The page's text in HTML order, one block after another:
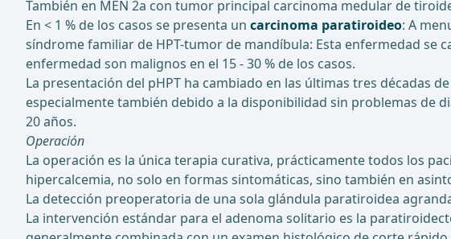
También en MEN 2a con tumor principal carcinoma medular de
En < 1 % de los casos se presenta un carcinoma paratiroideo: A
síndrome familiar de HPT-tumor de mandíbula: Esta enfermedad se
enfermedad son malignos en el 15 - 30 % de los casos.
La presentación del pHPT ha cambiado en las últimas tres décadas
especialmente también debido a la disponibilidad sin problemas de
20 años.
Operación
La operación es la única terapia curativa, prácticamente todos los
hipercalcemia, no solo en formas sintomáticas, sino también en
La detección preoperatoria de una sola glándula paratiroidea
La intervención estándar para el adenoma solitario es la